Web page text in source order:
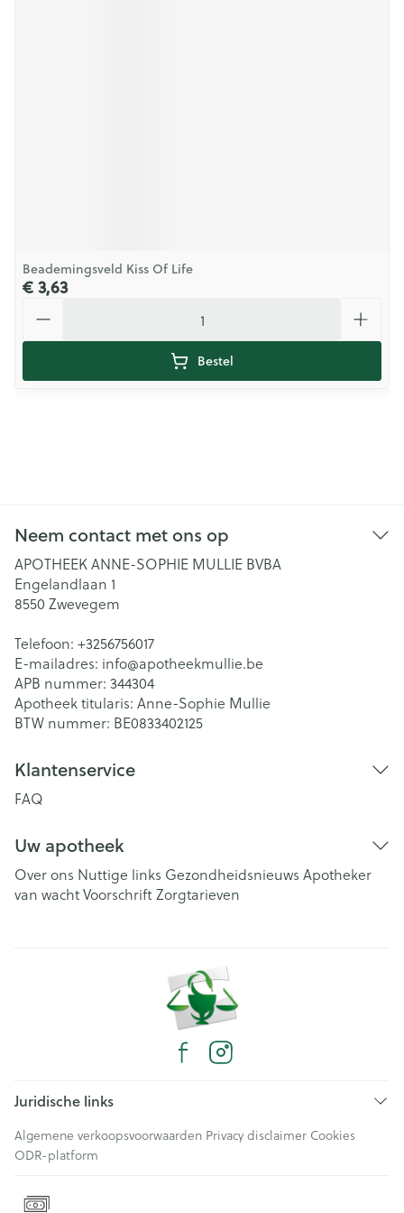
Beademingsveld Kiss Of Life
€ 3,63
Bestel
Neem contact met ons op
APOTHEEK ANNE-SOPHIE MULLIE BVBA
Engelandlaan 1
8550 Zwevegem
Telefoon: +3256756017
E-mailadres: info@apotheekmullie.be
APB nummer: 344304
Apotheek titularis: Anne-Sophie Mullie
BTW nummer: BE0833402125
Klantenservice
FAQ
Uw apotheek
Over ons Nuttige links Gezondheidsnieuws Apotheker
van wachtVoorschriftZorgtarieven
Juridische links
Algemene verkoopsvoorwaarden Privacy disclaimer Cookies
ODR-platform